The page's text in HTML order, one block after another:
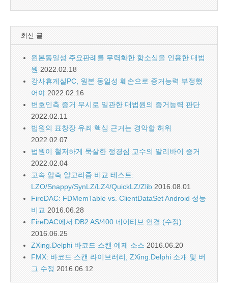
최신 글
원본동일성 주요판례를 무력화한 항소심을 인용한 대법
원 2022.02.18
강사휴게실PC, 원본 동일성 훼손으로 증거능력 부정했
어야 2022.02.16
변호인측 증거 무시로 일관한 대법원의 증거능력 판단
2022.02.11
법원의 표창장 유죄 핵심 근거는 경악할 허위
2022.02.07
법원이 철저하게 묵살한 정경심 교수의 알리바이 증거
2022.02.04
고속 압축 알고리즘 비교 테스트:
LZO/Snappy/SynLZ/LZ4/QuickLZ/Zlib 2016.08.01
FireDAC: FDMemTable vs. ClientDataSet Android 성능
비교 2016.06.28
FireDAC에서 DB2 AS/400 네이티브 연결 (수정)
2016.06.25
ZXing.Delphi 바코드 스캔 예제 소스 2016.06.20
FMX: 바코드 스캔 라이브러리, ZXing.Delphi 소개 및 버
그 수정 2016.06.12